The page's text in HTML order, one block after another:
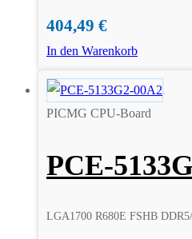
404,49 €
In den Warenkorb
PICMG CPU-Board
PCE-
LGA1700 R680E FSHB